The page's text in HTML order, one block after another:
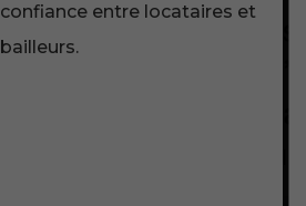
confiance entre locataires et
bailleurs.